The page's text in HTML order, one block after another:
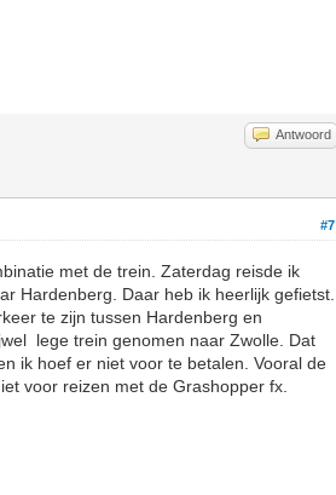
Antwoord
#7
met de trein. Zaterdag reisde ik
Hardenberg. Daar heb ik heerlijk gefietst.
te zijn tussen Hardenberg en
lege trein genomen naar Zwolle. Dat
ik hoef er niet voor te betalen. Vooral de
voor reizen met de Grashopper fx.